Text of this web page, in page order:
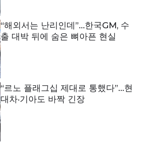
“해외서는 난리인데”…한국GM, 수
출 대박 뒤에 숨은 뼈아픈 현실
“르노 플래그십 제대로 통했다”…현
대차·기아도 바짝 긴장